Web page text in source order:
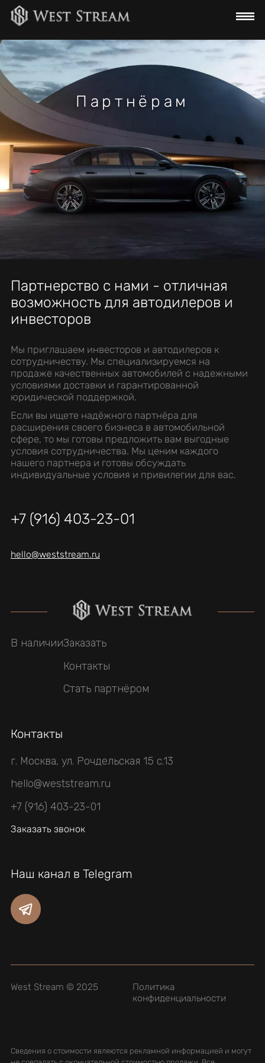
Главная
В наличии
Заказать
Контакты
Партнёрам
Партнёрам
+7 (916) 403-23-01
hello@weststream.ru
Партнерство с нами - отличная
возможность для автодилеров и
инвесторов
Мы приглашаем инвесторов и автодилеров к
сотрудничеству. Мы специализируемся на
продаже качественных автомобилей с надежными
условиями доставки и гарантированной
юридической поддержкой.
Если вы ищете надёжного партнёра для
расширения своего бизнеса в автомобильной
сфере, то мы готовы предложить вам выгодные
условия сотрудничества. Мы ценим каждого
нашего партнера и готовы обсуждать
индивидуальные условия и привилегии для вас.
В наличииЗаказать
Контакты
Стать партнёром
Контакты
г. Москва, ул. Рочдельская 15 с.13
hello@weststream.ru
+7 (916) 403-23-01
Заказать звонок
Наш канал в Telegram
West Stream © 2025
Политика
конфиденциальности
Сведения о стоимости являются рекламной информацией и могут
Оставить запрос
Получить бесплатную